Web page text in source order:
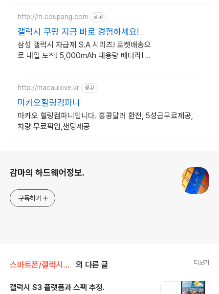
http://m.coupang.com 광고
갤럭시 쿠팡 지금 바로 경험하세요!
삼성 갤럭시 자급제 S.A 시리즈! 로켓배송으
로 내일 도착! 5,000mAh 대용량 배터리! 방
http://macaulove.kr 광고
마카오힐링컴퍼니
마카오 힐링컴퍼니입니다. 홍콩달러 환전, 5성급무료제공,
차량 무료픽업,샌딩제공
감마의 하드웨어정보.
구독하기
스마트폰/갤럭시S3 Galaxy S3 의 다른 글 더보기
갤럭시 S3 플랫폼과 스펙 추정.